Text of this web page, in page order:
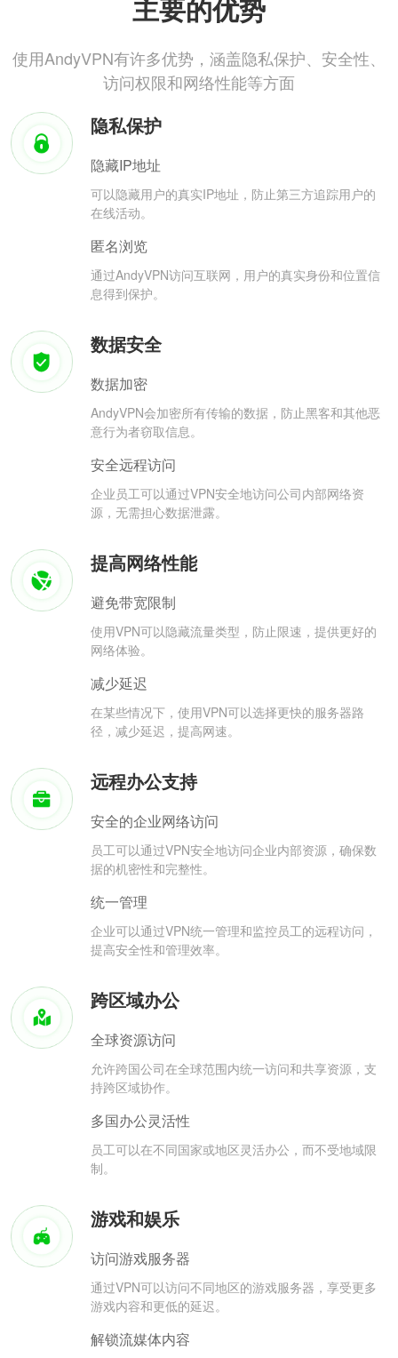
主要的优势
使用AndyVPN有许多优势，涵盖隐私保护、安全性、
访问权限和网络性能等方面
隐私保护
隐藏IP地址
可以隐藏用户的真实IP地址，防止第三方追踪用户的
在线活动。
匿名浏览
通过AndyVPN访问互联网，用户的真实身份和位置信
息得到保护。
数据安全
数据加密
AndyVPN会加密所有传输的数据，防止黑客和其他恶
意行为者窃取信息。
安全远程访问
企业员工可以通过VPN安全地访问公司内部网络资
源，无需担心数据泄露。
提高网络性能
避免带宽限制
使用VPN可以隐藏流量类型，防止限速，提供更好的
网络体验。
减少延迟
在某些情况下，使用VPN可以选择更快的服务器路
径，减少延迟，提高网速。
远程办公支持
安全的企业网络访问
员工可以通过VPN安全地访问企业内部资源，确保数
据的机密性和完整性。
统一管理
企业可以通过VPN统一管理和监控员工的远程访问，
提高安全性和管理效率。
跨区域办公
全球资源访问
允许跨国公司在全球范围内统一访问和共享资源，支
持跨区域协作。
多国办公灵活性
员工可以在不同国家或地区灵活办公，而不受地域限
制。
游戏和娱乐
访问游戏服务器
通过VPN可以访问不同地区的游戏服务器，享受更多
游戏内容和更低的延迟。
解锁流媒体内容